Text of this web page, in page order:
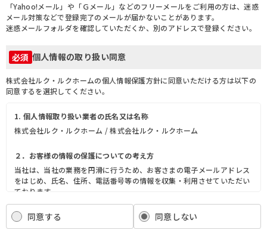
「Yahoo!メール」や「Ｇメール」などのフリーメールをご利用の方は、迷惑
メール対策などで登録完了のメールが届かないことがあります。
迷惑メールフォルダを確認していただくか、別のアドレスで登録ください。
必須 個人情報の取り扱い同意
株式会社ルク・ルクホームの個人情報保護方針に同意いただける方は以下の
同意するを選択してください。
1. 個人情報取り扱い業者の氏名又は名称
株式会社ルク・ルクホーム / 株式会社ルク・ルクホーム
２．お客様の情報の保護についての考え方
当社は、当社の業務を円滑に行うため、お客さまの電子メールアドレス
をはじめ、氏名、住所、電話番号等の情報を収集・利用させていただい
ております。
当社は、これらのお客さまの個人情報（以下「お客さま情報」といいま
す。）の適正な保護を重大な責務と認識し、この責務を果たすために、
次の方針の下でお客さま情報を取り扱います。
同意する 同意しない